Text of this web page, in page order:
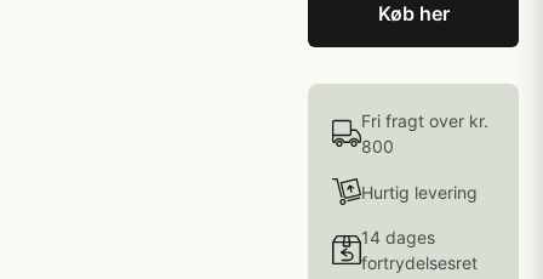
Køb her
Fri fragt over kr.
800
Hurtig levering
14 dages
fortrydelsesret